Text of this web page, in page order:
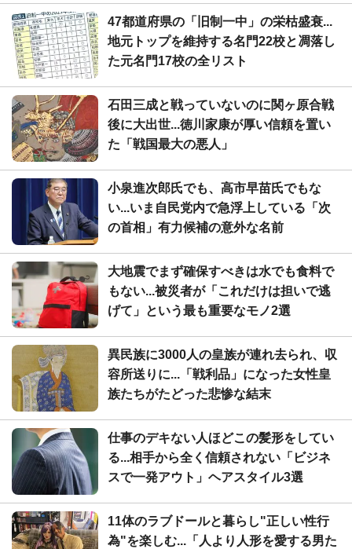
47都道府県の「旧制一中」の栄枯盛衰...
地元トップを維持する名門22校と凋落し
た元名門17校の全リスト
石田三成と戦っていないのに関ヶ原合戦
後に大出世...徳川家康が厚い信頼を置い
た「戦国最大の悪人」
小泉進次郎氏でも、高市早苗氏でもな
い...いま自民党内で急浮上している「次
の首相」有力候補の意外な名前
大地震でまず確保すべきは水でも食料で
もない...被災者が「これだけは担いで逃
げて」という最も重要なモノ2選
異民族に3000人の皇族が連れ去られ、収
容所送りに...「戦利品」になった女性皇
族たちがたどった悲惨な結末
仕事のデキない人ほどこの髪形をしてい
る...相手から全く信頼されない「ビジネ
スで一発アウト」ヘアスタイル3選
11体のラブドールと暮らし"正しい性行
為"を楽しむ...「人より人形を愛する男た